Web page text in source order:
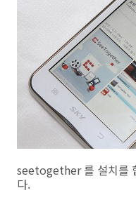
seetogether 를 설치를
다.